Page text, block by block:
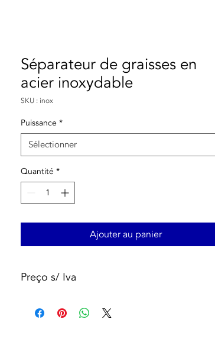
Séparateur de graisses en
acier inoxydable
SKU : inox
Puissance *
Sélectionner
Quantité *
Ajouter au panier
Preço s/ Iva